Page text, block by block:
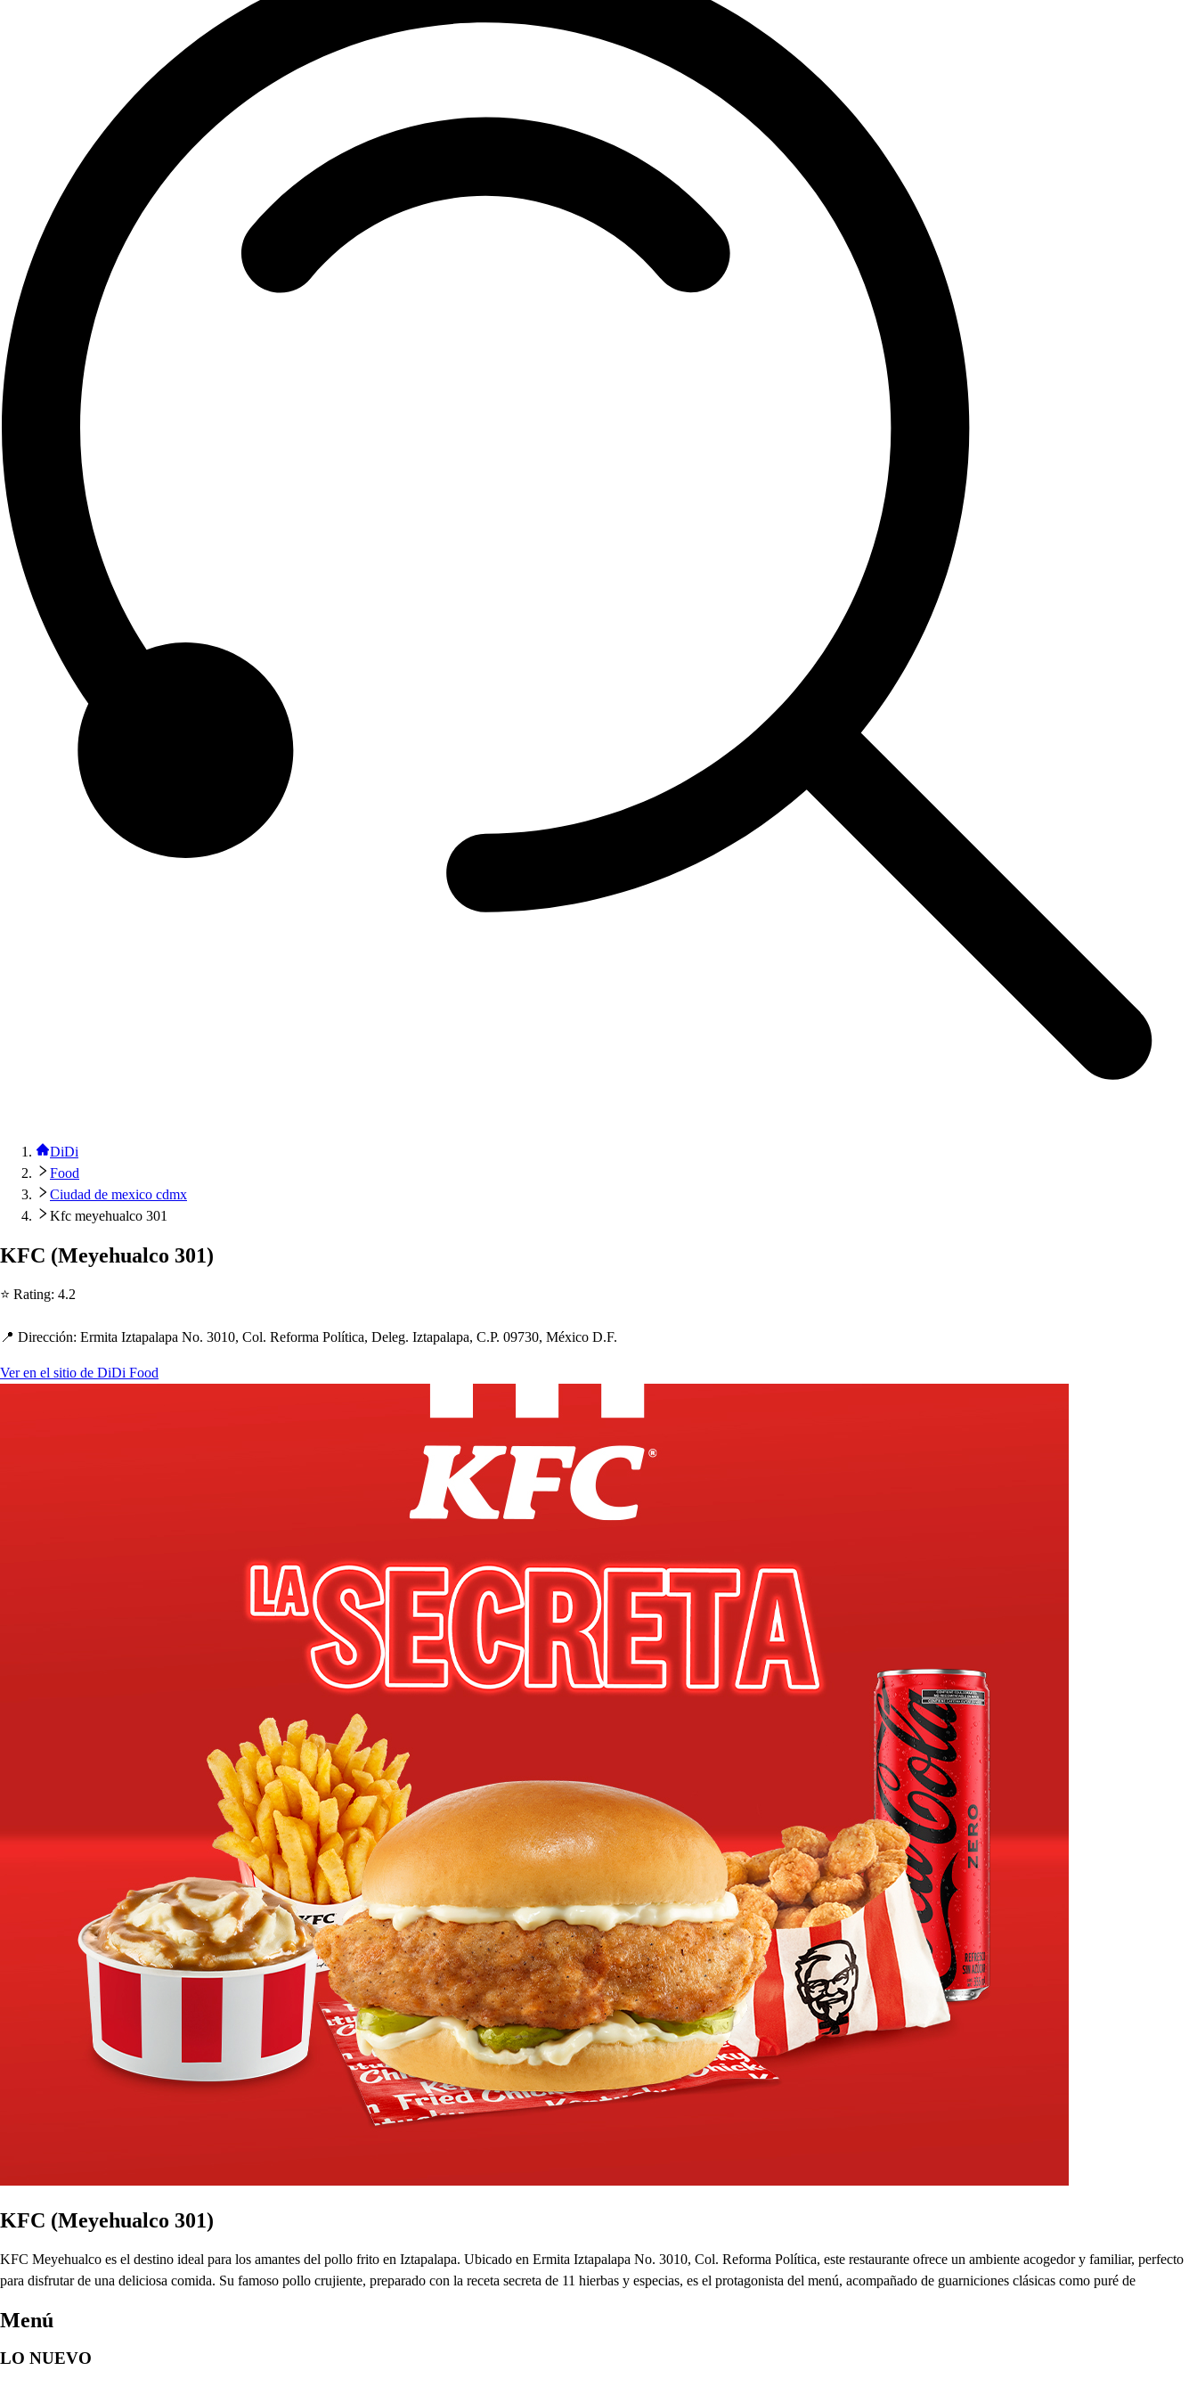
DiDi
Food
Ciudad de mexico cdmx
Kfc meyehualco 301
KFC (Meyehualco 301)
⭐ Rating: 4.2
📍 Dirección: Ermita Iztapalapa No. 3010, Col. Reforma Política, Deleg. Iztapalapa, C.P. 09730, México D.F.
Ver en el sitio de DiDi Food
KFC (Meyehualco 301)
KFC Meyehualco es el destino ideal para los amantes del pollo frito en Iztapalapa. Ubicado en Ermita Iztapalapa No. 3010, Col. Reforma Política, este restaurante ofrece un ambiente acogedor y familiar, perfecto
para disfrutar de una deliciosa comida. Su famoso pollo crujiente, preparado con la receta secreta de 11 hierbas y especias, es el protagonista del menú, acompañado de guarniciones clásicas como puré de
Menú
LO NUEVO